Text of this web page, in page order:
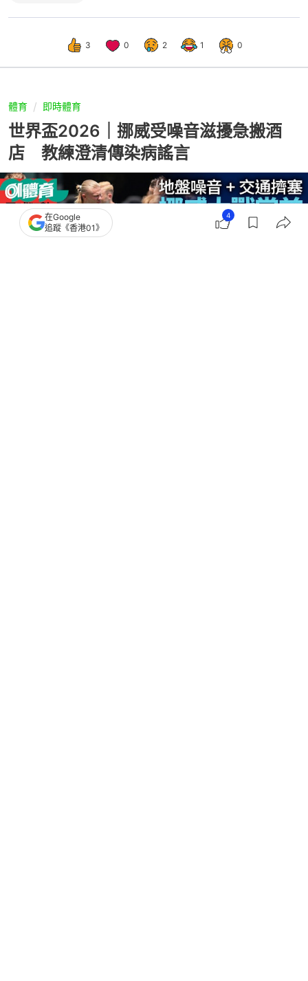
3 0 2 1 0
體育 即時體育
世界盃2026｜挪威受噪音滋擾急搬酒
店 教練澄清傳染病謠言
在Google
追蹤《香港01》
4